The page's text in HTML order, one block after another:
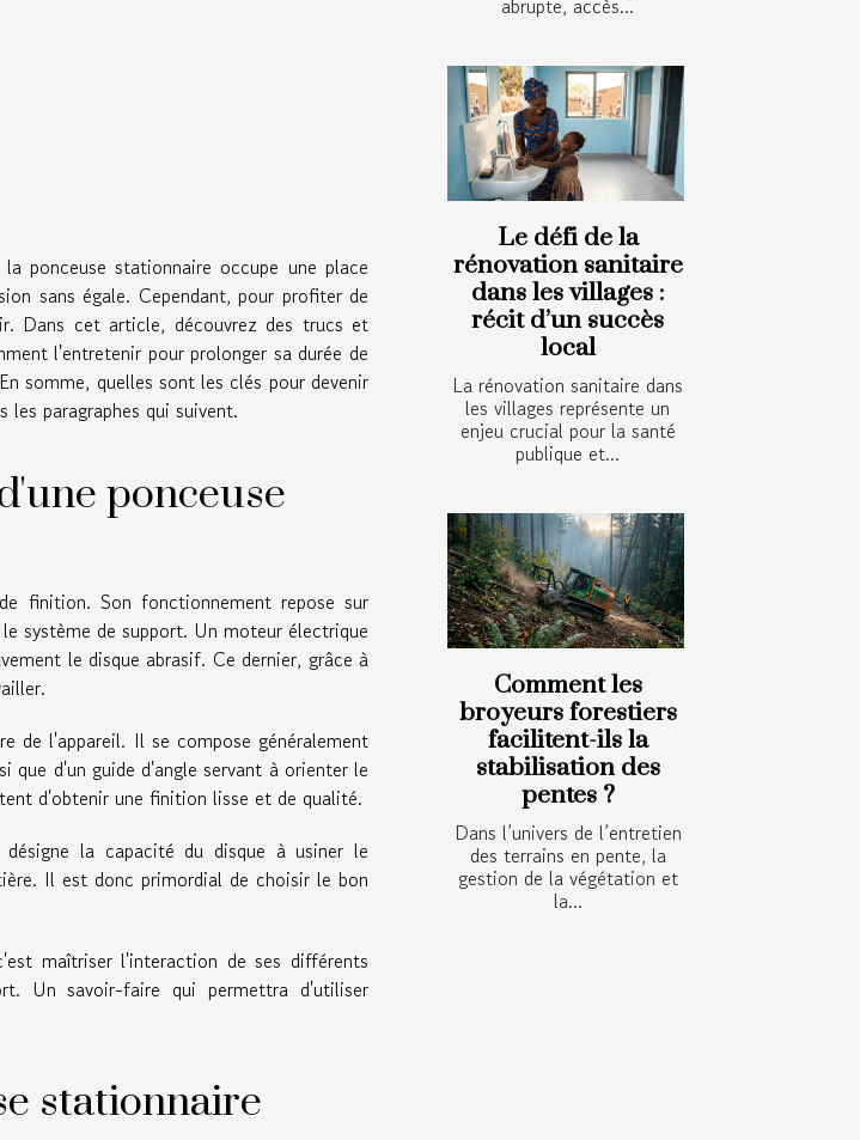
ponceuse stationnaire occupe une place
sans égale. Cependant, pour profiter de
Dans cet article, découvrez des trucs et
l'entretenir pour prolonger sa durée de
somme, quelles sont les clés pour devenir
paragraphes qui suivent.
ponceuse
finition. Son fonctionnement repose sur
système de support. Un moteur électrique
le disque abrasif. Ce dernier, grâce à
de l'appareil. Il se compose généralement
que d'un guide d'angle servant à orienter le
d'obtenir une finition lisse et de qualité.
la capacité du disque à usiner le
Il est donc primordial de choisir le bon
maîtriser l'interaction de ses différents
Un savoir-faire qui permettra d'utiliser
stationnaire
abrupte, accès...
Le défi de la
rénovation sanitaire
dans les villages :
récit d’un succès
local
La rénovation sanitaire dans
les villages représente un
enjeu crucial pour la santé
publique et...
Comment les
broyeurs forestiers
facilitent-ils la
stabilisation des
pentes ?
Dans l’univers de l’entretien
des terrains en pente, la
gestion de la végétation et
la...